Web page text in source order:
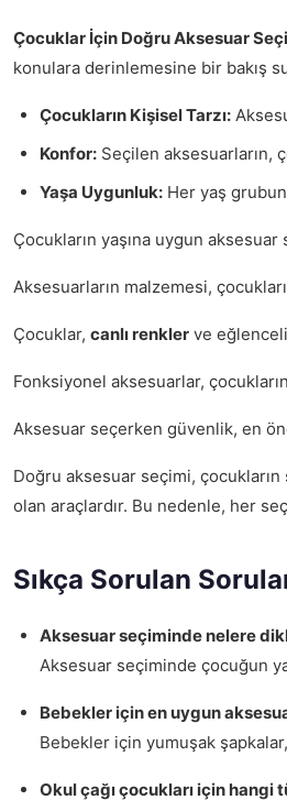
Çocuklar İçin Doğru Aksesuar
konulara derinlemesine bir bakış
Çocukların Kişisel Tarzı:
Konfor: Seçilen aksesuarların,
Yaşa Uygunluk: Her yaş
Çocukların yaşına uygun
Aksesuarların malzemesi,
Çocuklar, canlı renkler ve
Fonksiyonel aksesuarlar,
Aksesuar seçerken güvenlik, en
Doğru aksesuar seçimi,
olan araçlardır. Bu nedenle, her
Sıkça Sorulan
Aksesuar seçiminde nelere
Aksesuar seçiminde çocuğun
Bebekler için en uygun
Bebekler için yumuşak
Okul çağı çocukları için hangi